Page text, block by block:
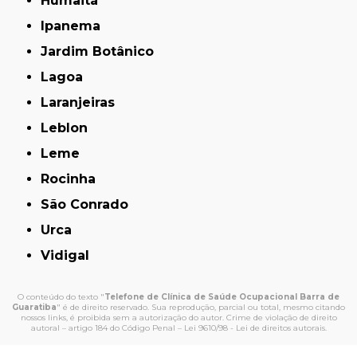
Ipanema
Jardim Botânico
Lagoa
Laranjeiras
Leblon
Leme
Rocinha
São Conrado
Urca
Vidigal
O conteúdo do texto "Telefone de Clínica de Saúde Ocupacional Barra de
Guaratiba" é de direito reservado. Sua reprodução, parcial ou total, mesmo citando
nossos links, é proibida sem a autorização do autor. Crime de violação de direito
autoral – artigo 184 do Código Penal – Lei 9610/98 - Lei de direitos autorais.